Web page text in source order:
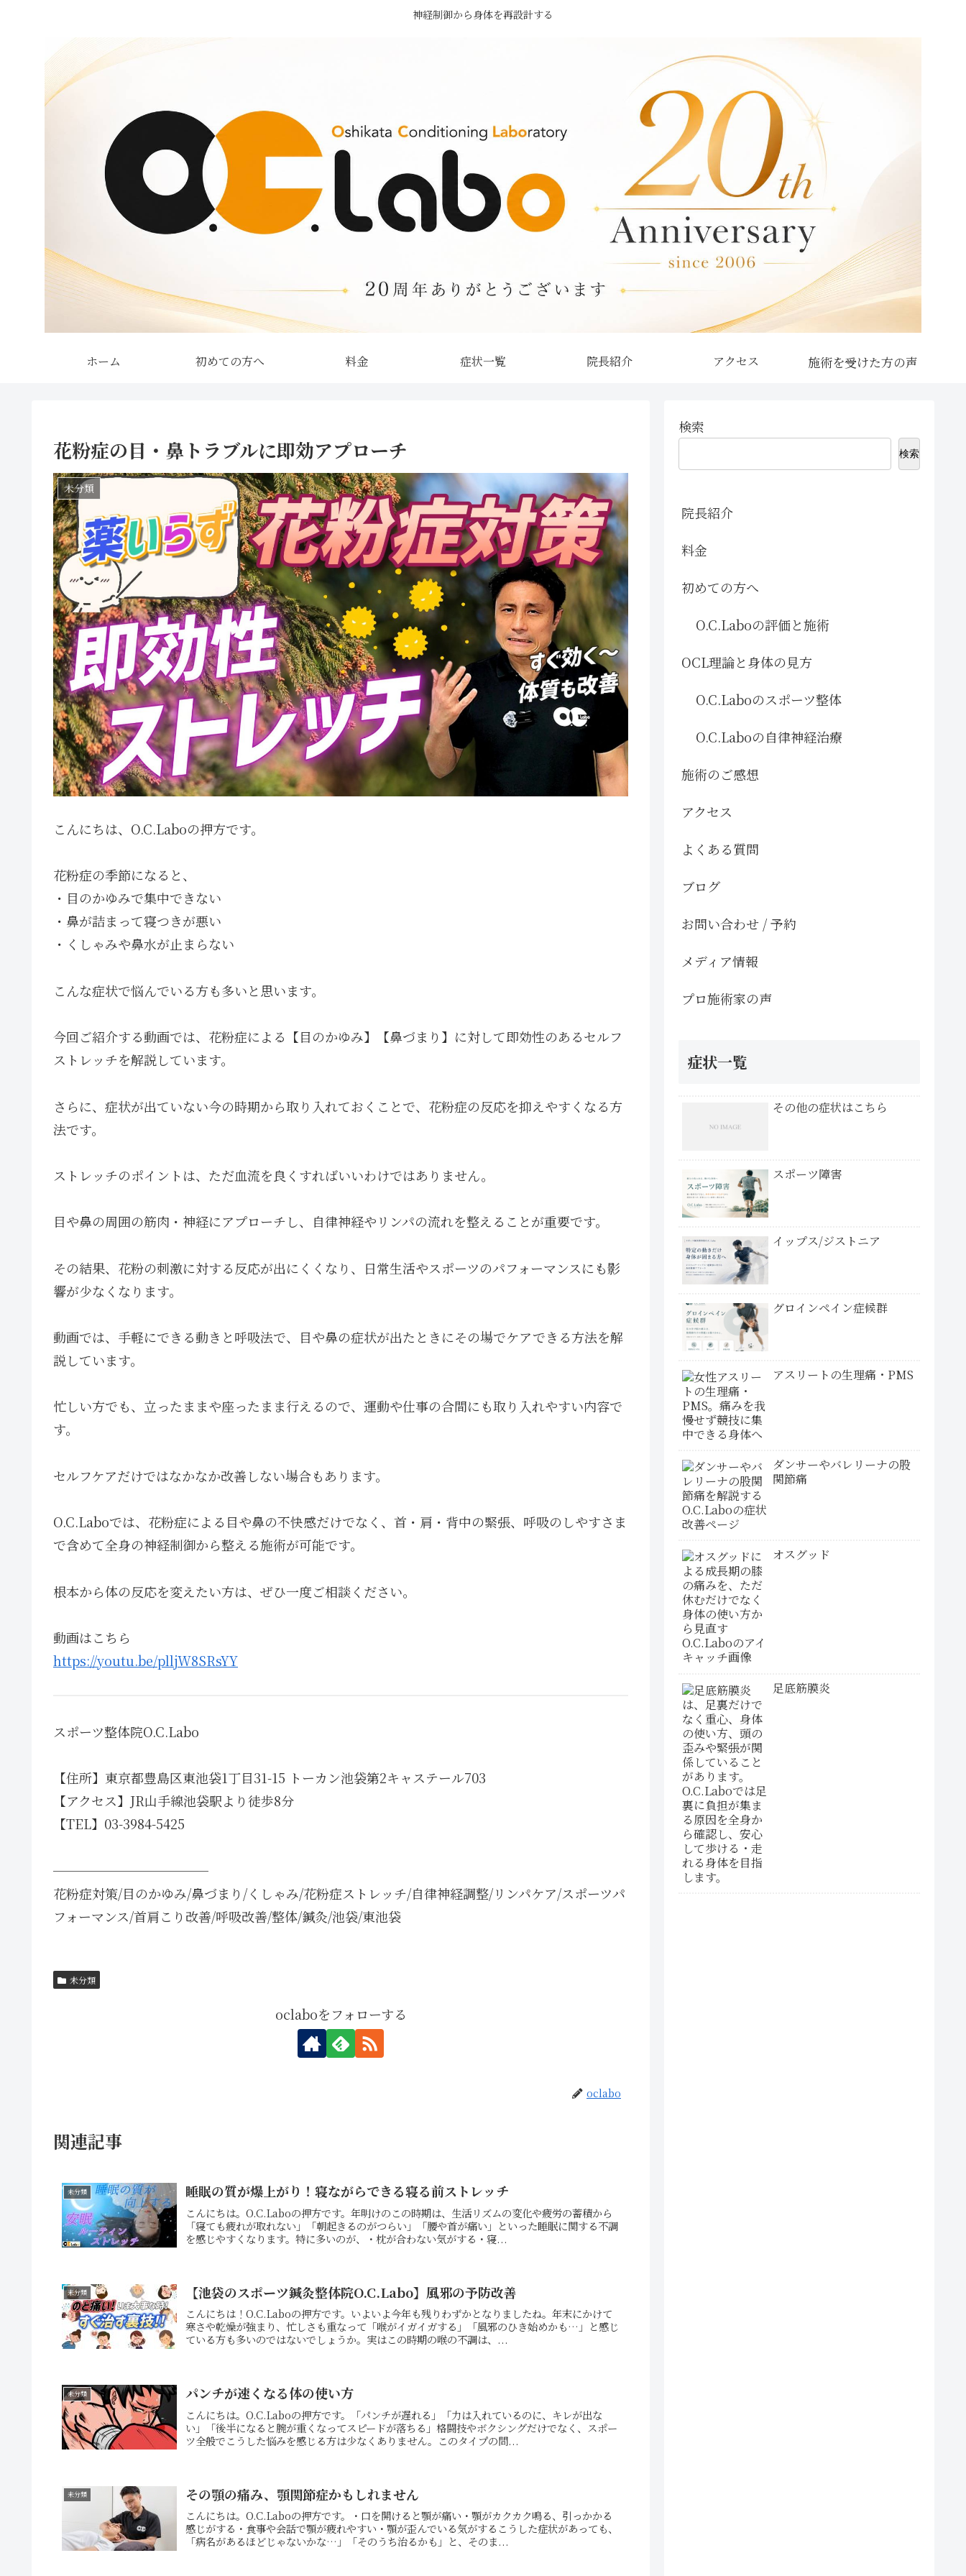
神経制御から身体を再設計する
ホーム 初めての方へ 料金 症状一覧 院長紹介 アクセス
花粉症の目・鼻トラブルに即効アプローチ
未分類
こんにちは、O.C.Laboの押方です。
花粉症の季節になると、
・目のかゆみで集中できない
・鼻が詰まって寝つきが悪い
・くしゃみや鼻水が止まらない
こんな症状で悩んでいる方も多いと思います。
今回ご紹介する動画では、花粉症による【目のかゆみ】【鼻づまり】に対して即効性のあるセルフ
ストレッチを解説しています。
さらに、症状が出ていない今の時期から取り入れておくことで、花粉症の反応を抑えやすくなる方
法です。
ストレッチのポイントは、ただ血流を良くすればいいわけではありません。
目や鼻の周囲の筋肉・神経にアプローチし、自律神経やリンパの流れを整えることが重要です。
その結果、花粉の刺激に対する反応が出にくくなり、日常生活やスポーツのパフォーマンスにも影
響が少なくなります。
動画では、手軽にできる動きと呼吸法で、目や鼻の症状が出たときにその場でケアできる方法を解
説しています。
忙しい方でも、立ったままや座ったまま行えるので、運動や仕事の合間にも取り入れやすい内容で
す。
セルフケアだけではなかなか改善しない場合もあります。
O.C.Laboでは、花粉症による目や鼻の不快感だけでなく、首・肩・背中の緊張、呼吸のしやすさま
で含めて全身の神経制御から整える施術が可能です。
根本から体の反応を変えたい方は、ぜひ一度ご相談ください。
動画はこちら
https://youtu.be/plljW8SRsYY
スポーツ整体院O.C.Labo
【住所】東京都豊島区東池袋1丁目31-15 トーカン池袋第2キャステール703
【アクセス】JR山手線池袋駅より徒歩8分
【TEL】03-3984-5425
────────────
花粉症対策/目のかゆみ/鼻づまり/くしゃみ/花粉症ストレッチ/自律神経調整/リンパケア/スポーツパ
フォーマンス/首肩こり改善/呼吸改善/整体/鍼灸/池袋/東池袋
未分類
oclaboをフォローする
oclabo
関連記事
未分類 睡眠の質が爆上がり！寝ながらできる寝る前ストレッチ
こんにちは。O.C.Laboの押方です。年明けのこの時期は、生活リズムの変化や疲労の蓄積から
「寝ても疲れが取れない」「朝起きるのがつらい」「腰や首が痛い」といった睡眠に関する不調
を感じやすくなります。特に多いのが、・枕が合わない気がする・寝...
未分類 【池袋のスポーツ鍼灸整体院O.C.Labo】風邪の予防改善
こんにちは！O.C.Laboの押方です。いよいよ今年も残りわずかとなりましたね。年末にかけて
寒さや乾燥が強まり、忙しさも重なって「喉がイガイガする」「風邪のひき始めかも…」と感じ
ている方も多いのではないでしょうか。実はこの時期の喉の不調は、...
未分類 パンチが速くなる体の使い方
こんにちは。O.C.Laboの押方です。「パンチが遅れる」「力は入れているのに、キレが出な
い」「後半になると腕が重くなってスピードが落ちる」格闘技やボクシングだけでなく、スポー
ツ全般でこうした悩みを感じる方は少なくありません。このタイプの問...
未分類 その顎の痛み、顎関節症かもしれません
こんにちは。O.C.Laboの押方です。・口を開けると顎が痛い・顎がカクカク鳴る、引っかかる
感じがする・食事や会話で顎が疲れやすい・顎が歪んでいる気がするこうした症状があっても、
「病名があるほどじゃないかな…」「そのうち治るかも」と、そのま...
検索
検索
院長紹介
料金
初めての方へ
O.C.Laboの評価と施術
OCL理論と身体の見方
O.C.Laboのスポーツ整体
O.C.Laboの自律神経治療
施術のご感想
アクセス
よくある質問
ブログ
お問い合わせ / 予約
メディア情報
プロ施術家の声
症状一覧
その他の症状はこちら
スポーツ障害
イップス/ジストニア
グロインペイン症候群
アスリートの生理痛・PMS
ダンサーやバレリーナの股
関節痛
オスグッド
足底筋膜炎